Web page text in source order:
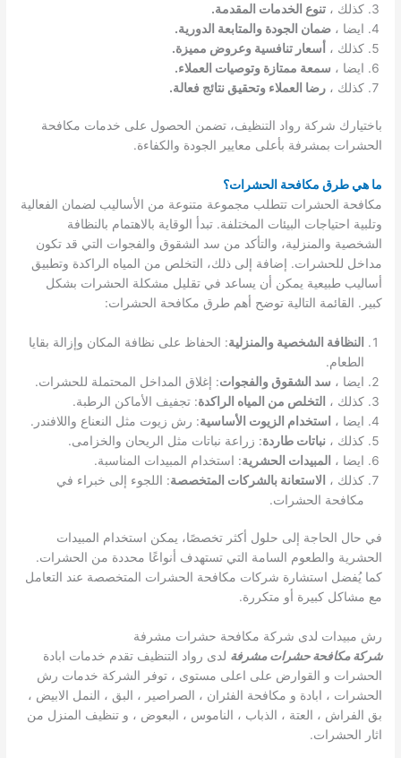
كذلك ،تنوع الخدمات المقدمة.
ايضا ،ضمان الجودة والمتابعة الدورية.
كذلك ، أسعار تنافسية وعروض مميزة.
ايضا ، سمعة ممتازة وتوصيات العملاء.
كذلك ،رضا العملاء وتحقيق نتائج فعالة.
باختيارك شركة رواد التنظيف، تضمن الحصول على خدمات مكافحة
الحشرات بمشرفة بأعلى معايير الجودة والكفاءة.
ما هي طرق مكافحة الحشرات؟
مكافحة الحشرات تتطلب مجموعة متنوعة من الأساليب لضمان الفعالية
وتلبية احتياجات البيئات المختلفة. تبدأ الوقاية بالاهتمام بالنظافة
الشخصية والمنزلية، والتأكد من سد الشقوق والفجوات التي قد تكون
مداخل للحشرات. إضافة إلى ذلك، التخلص من المياه الراكدة وتطبيق
أساليب طبيعية يمكن أن يساعد في تقليل مشكلة الحشرات بشكل
كبير. القائمة التالية توضح أهم طرق مكافحة الحشرات:
النظافة الشخصية والمنزلية: الحفاظ على نظافة المكان وإزالة بقايا
الطعام.
ايضا ، سد الشقوق والفجوات: إغلاق المداخل المحتملة للحشرات.
كذلك ، التخلص من المياه الراكدة: تجفيف الأماكن الرطبة.
ايضا ،
استخدام الزيوت الأساسية: رش زيوت مثل النعناع واللافندر.
كذلك ،نباتات طاردة: زراعة نباتات مثل الريحان والخزامى.
ايضا ، المبيدات الحشرية: استخدام المبيدات المناسبة.
كذلك ،
الاستعانة بالشركات المتخصصة: اللجوء إلى خبراء في
مكافحة الحشرات.
في حال الحاجة إلى حلول أكثر تخصصًا، يمكن استخدام المبيدات
الحشرية والطعوم السامة التي تستهدف أنواعًا محددة من الحشرات.
كما يُفضل استشارة شركات مكافحة الحشرات المتخصصة عند التعامل
مع مشاكل كبيرة أو متكررة.
رش مبيدات لدى شركة مكافحة حشرات مشرفة
شركة مكافحة حشرات مشرفة لدى رواد التنظيف تقدم خدمات ابادة
الحشرات و القوارض على اعلى مستوى ، توفر الشركة خدمات رش
الحشرات ، ابادة و مكافحة الفئران ، الصراصير ، البق ، النمل الابيض ،
بق الفراش ، العتة ، الذباب ، الناموس ، البعوض ، و تنظيف المنزل من
اثار الحشرات.